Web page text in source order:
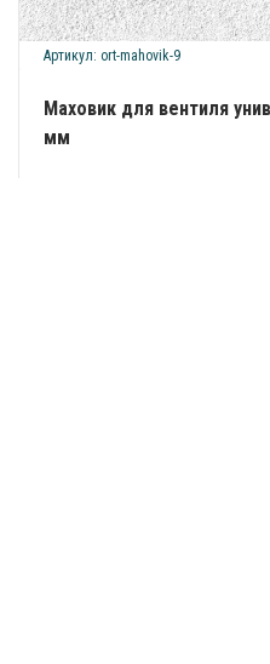
Артикул: ort-mahovik-9
Маховик для вентиля
мм